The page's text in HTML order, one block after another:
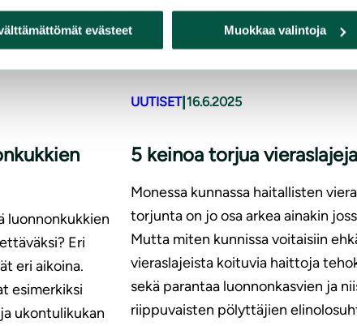
evästeet Muokkaa valintoja
luonnonkukkien
Eri
eri aikoina.
esimerkiksi
ukontulikukan
UUTISET| 16.6.2025
5 keinoa torjua
Monessa kunnassa haitallisten
torjunta on jo osa arkea ainakin
Mutta miten kunnissa voitaisiin
vieraslajeista koituvia haittoja
sekä parantaa luonnonkasvien ja
riippuvaisten pölyttäjien